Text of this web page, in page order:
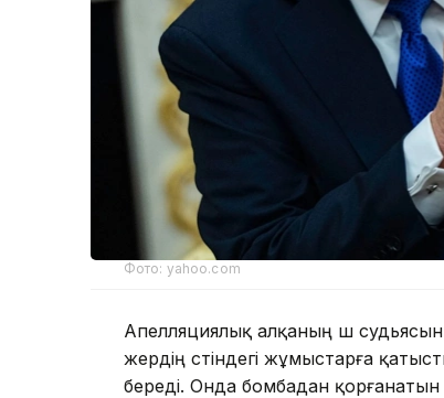
Фото: yahoo.com
Апелляциялық алқаның үш
жердің үстіндегі жұмыстарға
береді. Онда бомбадан